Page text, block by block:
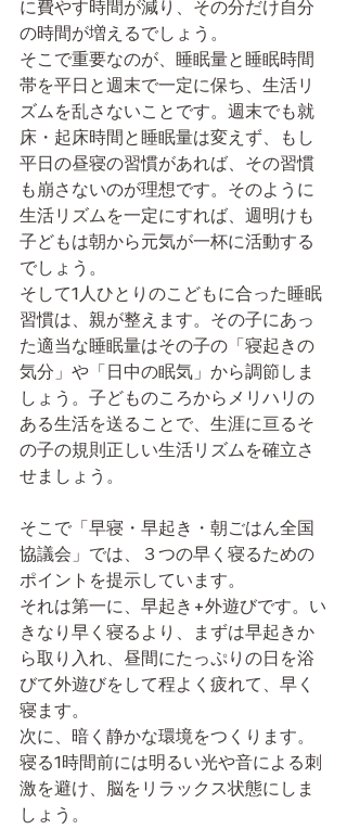
に費やす時間が減り、その分だけ自分
の時間が増えるでしょう。
そこで重要なのが、睡眠量と睡眠時間
帯を平日と週末で一定に保ち、生活リ
ズムを乱さないことです。週末でも就
床・起床時間と睡眠量は変えず、もし
平日の昼寝の習慣があれば、その習慣
も崩さないのが理想です。そのように
生活リズムを一定にすれば、週明けも
子どもは朝から元気が一杯に活動する
でしょう。
そして1人ひとりのこどもに合った睡眠
習慣は、親が整えます。その子にあっ
た適当な睡眠量はその子の「寝起きの
気分」や「日中の眠気」から調節しま
しょう。子どものころからメリハリの
ある生活を送ることで、生涯に亘るそ
の子の規則正しい生活リズムを確立さ
せましょう。
そこで「早寝・早起き・朝ごはん全国
協議会」では、３つの早く寝るための
ポイントを提示しています。
それは第一に、早起き+外遊びです。い
きなり早く寝るより、まずは早起きか
ら取り入れ、昼間にたっぷりの日を浴
びて外遊びをして程よく疲れて、早く
寝ます。
次に、暗く静かな環境をつくります。
寝る1時間前には明るい光や音による刺
激を避け、脳をリラックス状態にしま
しょう。